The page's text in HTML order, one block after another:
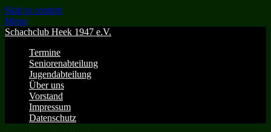
Skip to content
Menu
Schachclub Heek 1947 e.V.
Termine
Seniorenabteilung
Jugendabteilung
Über uns
Vorstand
Impressum
Datenschutz